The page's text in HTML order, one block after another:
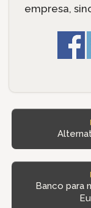
empresa,
Banco para